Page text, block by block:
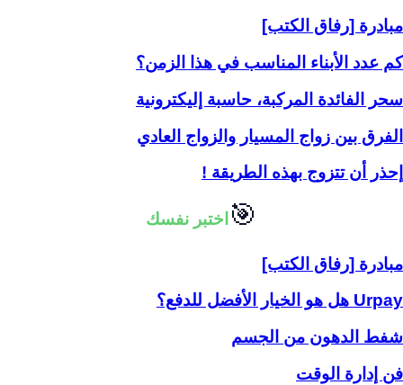
مبادرة [رفاق الكتب]
كم عدد الأبناء المناسب في هذا الزمن؟
سحر الفائدة المركبة، حاسبة إليكترونية
الفرق بين زواج المسيار والزواج العادي
إحذر أن تتزوج بهذه الطريقة !
🎯 اختبر نفسك
مبادرة [رفاق الكتب]
Urpay هل هو الخيار الأفضل للدفع؟
شفط الدهون من الجسم
فن إدارة الوقت